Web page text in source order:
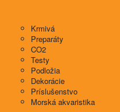
Krmivá
Preparáty
CO2
Testy
Podložia
Dekorácie
Príslušenstvo
Morská akvaristika